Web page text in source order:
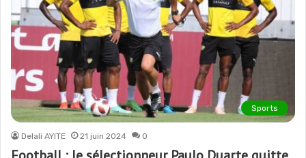
Sports
Delali AYITE 21 juin 2024 0